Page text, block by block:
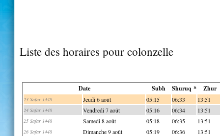
Liste des horaires pour colonzelle
Date Subh Shuruq * Zhur
23 Safar 1448 Jeudi 6 août 05:15 06:33 13:51
24 Safar 1448 Vendredi 7 août 05:16 06:34 13:51
25 Safar 1448 Samedi 8 août 05:18 06:35 13:51
26 Safar 1448 Dimanche 9 août 05:19 06:36 13:51